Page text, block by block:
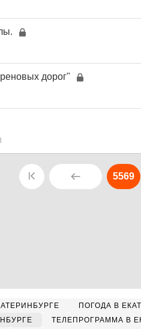
дорог"
5569
ПОГОДА В
ТЕЛЕПРОГРАММА В